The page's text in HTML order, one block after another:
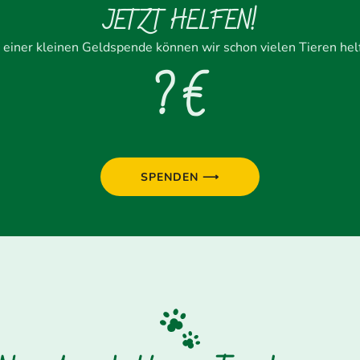
JETZT HELFEN!
kleinen Geldspende können wir schon vielen Tieren
? €
SPENDEN ⟶